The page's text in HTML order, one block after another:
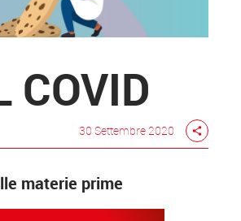
COVID
30 Settembre 2020 share
materie prime